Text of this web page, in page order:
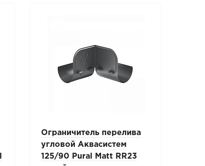
Ограничитель перелива
угловой Аквасистем
125/90 Pural Matt RR23